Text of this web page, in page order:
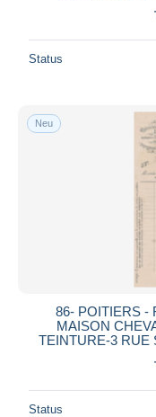
Status
Neu
86- POITIERS -
MAISON
TEINTURE-3 RUE
Status